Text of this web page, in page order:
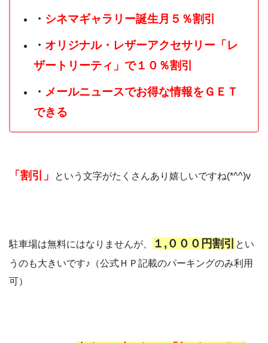
・ シネマギャラリー誕生月５％割引
・ オリジナル・レザーアクセサリー「レ
ザートリーティ」で１０％割引
・ メールニュースでお得な情報をＧＥＴ
できる
「割引」 という文字がたくさんあり嬉しいですね(*^^)v
駐車場は無料にはなりませんが、 １,０００円割引 とい
うのも大きいです♪（公式ＨＰ記載のパーキングのみ利用
可）